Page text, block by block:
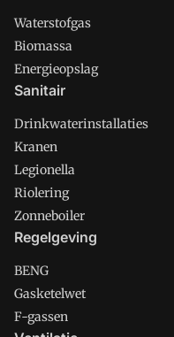
Waterstofgas
Biomassa
Energieopslag
Sanitair
Drinkwaterinstallaties
Kranen
Legionella
Riolering
Zonneboiler
Regelgeving
BENG
Gasketelwet
F-gassen